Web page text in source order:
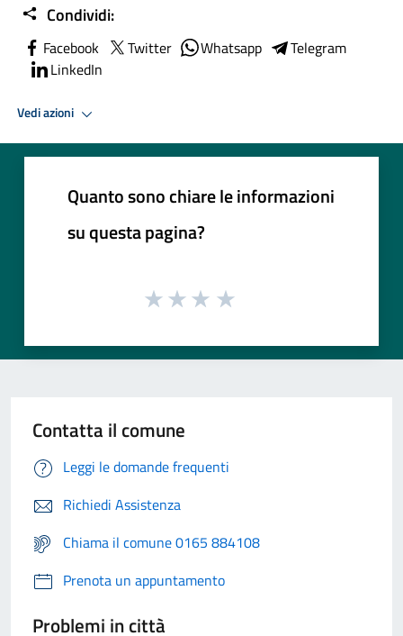
Condividi:
Facebook Twitter Whatsapp
Telegram
LinkedIn
Vedi azioni
Quanto sono chiare le informazioni
su questa pagina?
Contatta il comune
Leggi le domande frequenti
Richiedi Assistenza
Chiama il comune 0165 884108
Prenota un appuntamento
Problemi in città